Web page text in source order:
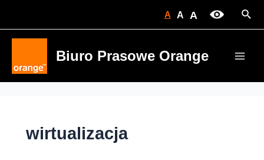
A A A
Biuro Prasowe Orange
wirtualizacja